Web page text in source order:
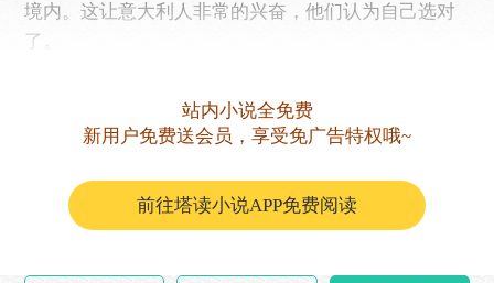
境内。这让意大利人非常的兴奋，他们认为自己选对
了。
站内小说全免费
新用户免费送会员，享受免广告特权哦~
前往塔读小说APP免费阅读